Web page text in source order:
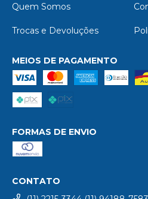
Quem Somos
Trocas e Devoluções
MEIOS DE PAGAMENTO
FORMAS DE ENVIO
CONTATO